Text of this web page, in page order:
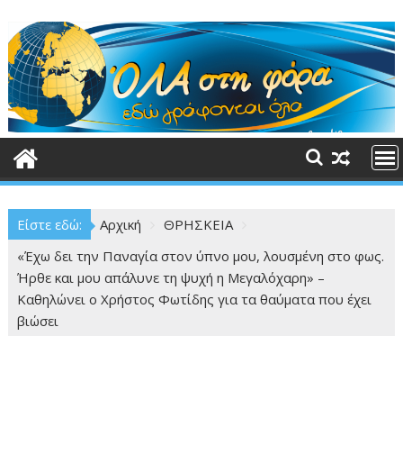
στο
περιεχόμενο
Είστε εδώ: Αρχική
ΘΡΗΣΚΕΙΑ
«Έχω δει την Παναγία στον ύπνο μου, λουσμένη στο φως.
Ήρθε και μου απάλυνε τη ψυχή η Μεγαλόχαρη» –
Καθηλώνει ο Χρήστος Φωτίδης για τα θαύματα που έχει
βιώσει